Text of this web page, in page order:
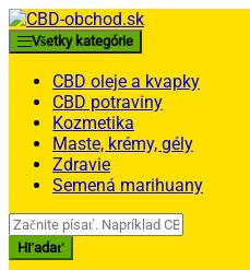
Skip
to
navigation
Skip
to
content
Všetky kategórie
CBD oleje a kvapky
CBD potraviny
Kozmetika
Maste, krémy, gély
Zdravie
Semená marihuany
Search
for:
Hľadať